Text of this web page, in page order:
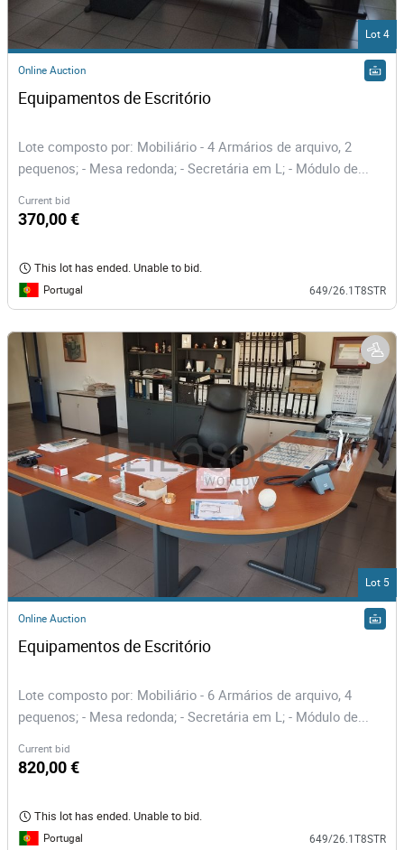
Lot 4
Online Auction
Equipamentos de Escritório
Lote composto por: Mobiliário - 4 Armários de arquivo, 2
pequenos; - Mesa redonda; - Secretária em L; - Módulo de...
Current bid
370,00 €
This lot has ended. Unable to bid.
Portugal 649/26.1T8STR
Lot 5
Online Auction
Lote composto por: Mobiliário - 6 Armários de arquivo, 4
pequenos; - Mesa redonda; - Secretária em L; - Módulo de...
Current bid
820,00 €
This lot has ended. Unable to bid.
Portugal 649/26.1T8STR